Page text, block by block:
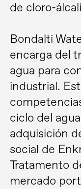
de cloro-
Bondalti
encarga del
agua para
industrial.
ciclo del
adquisición
social de
Tratamento
mercado